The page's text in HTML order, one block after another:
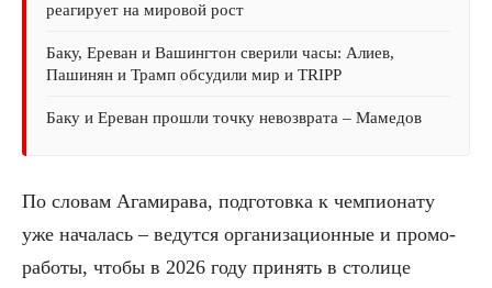
реагирует на мировой рост
Баку, Ереван и Вашингтон сверили часы: Алиев,
Пашинян и Трамп обсудили мир и TRIPP
Баку и Ереван прошли точку невозврата – Мамедов
По словам Агамирава, подготовка к чемпионату
уже началась – ведутся организационные и промо-
работы, чтобы в 2026 году принять в столице